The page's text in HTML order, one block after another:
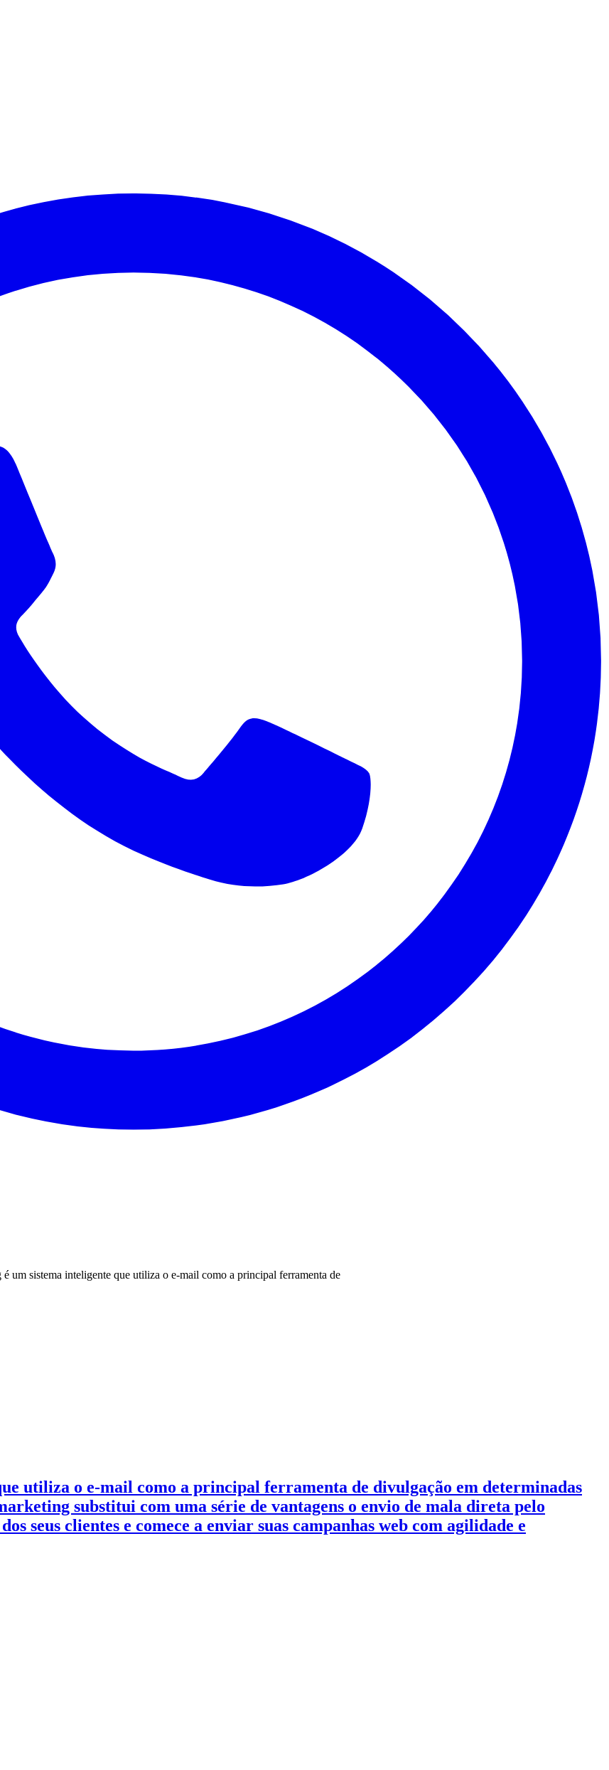
sistema inteligente que utiliza o e-mail como a principal ferramenta de
utiliza o e-mail como a principal ferramenta de divulgação em determinadas
substitui com uma série de vantagens o envio de mala direta pelo
seus clientes e comece a enviar suas campanhas web com agilidade e